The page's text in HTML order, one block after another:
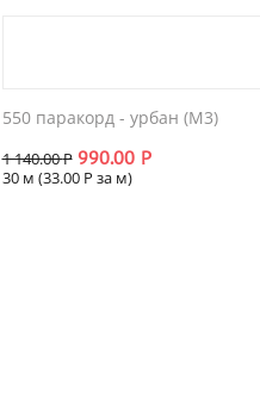
550 паракорд - урбан (М3)
1 140.00Р 990.00 Р
30 м (33.00 Р за м)